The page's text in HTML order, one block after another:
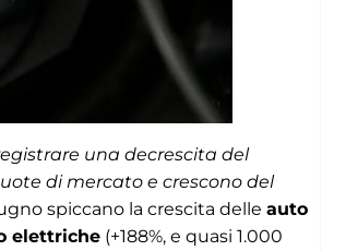
una decrescita del
di mercato e crescono del
spiccano la crescita delle auto
elettriche (+188%, e quasi 1.000